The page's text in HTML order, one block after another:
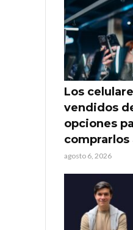
Los
vendidos
opciones
comprarlos
agosto 6, 2026